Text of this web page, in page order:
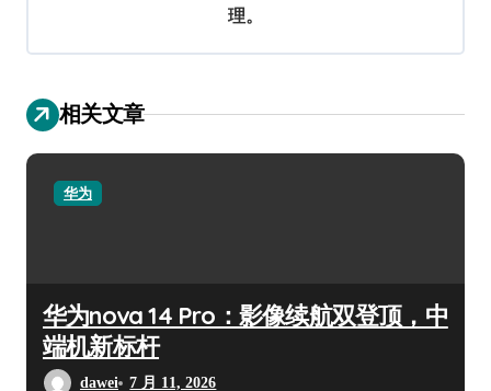
理。
相关文章
华为
华为nova 14 Pro：影像续航双登顶，中
端机新标杆
dawei 7 月 11, 2026